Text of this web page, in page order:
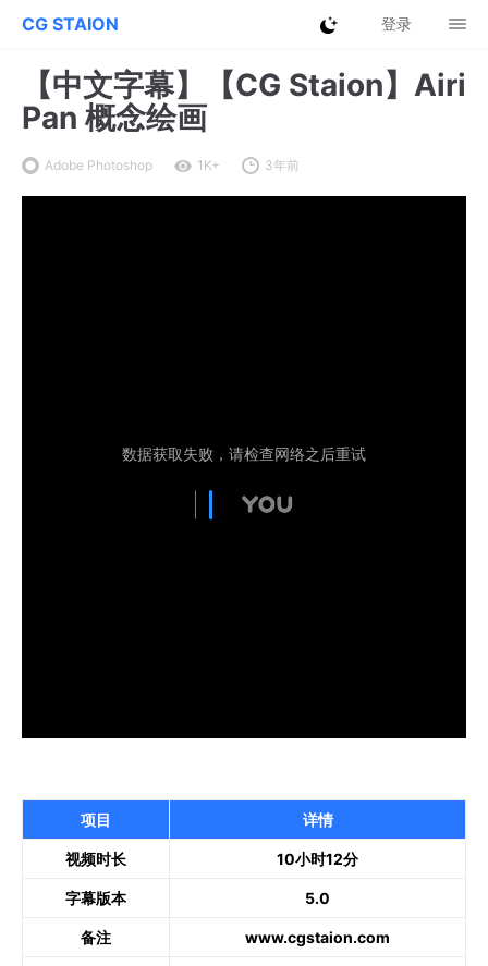
CG STAION 登录
【中文字幕】【CG Staion】Airi
Pan 概念绘画
Adobe Photoshop 1K+ 3年前
项目 详情
视频时长 10小时12分
字幕版本 5.0
备注 www.cgstaion.com